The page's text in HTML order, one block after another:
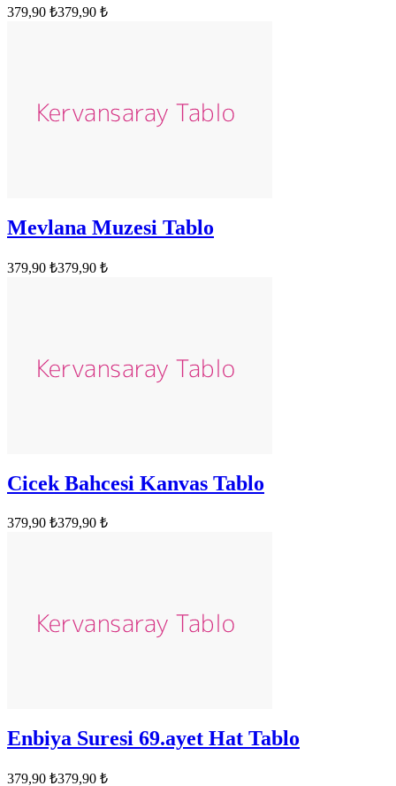
379,90 ₺379,90 ₺
Mevlana Muzesi Tablo
379,90 ₺379,90 ₺
Cicek Bahcesi Kanvas Tablo
379,90 ₺379,90 ₺
Enbiya Suresi 69.ayet Hat Tablo
379,90 ₺379,90 ₺